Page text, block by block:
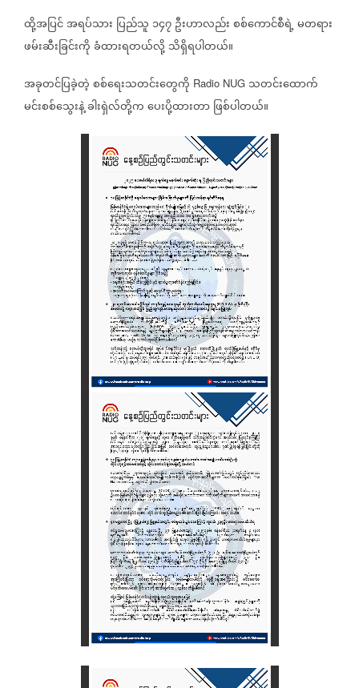
ထို့အပြင်အရပ်သား ပြည်သူ ၁၄၇ဦးဟာလည်းစစ်ကောင်စီရဲ့မတရား
ဖမ်းဆီးခြင်းကိုခံထားရတယ်လို့သိရှိရပါတယ်။
အခုတင်ပြခဲ့တဲ့စစ်ရေးသတင်းတွေကို Radio NUG သတင်းထောက်
မင်းစစ်သွေးနဲ့ခါးရှဲလ်တို့ကပေးပို့ထားတာဖြစ်ပါတယ်။